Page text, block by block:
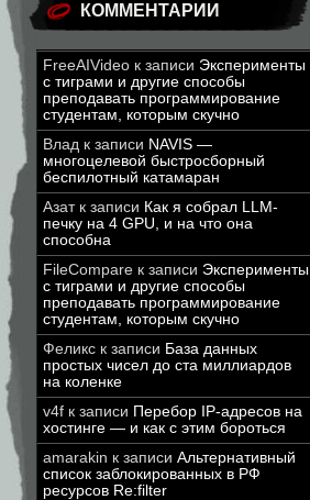
КОММЕНТАРИИ
FreeAIVideo к записи Эксперименты
с тиграми и другие способы
преподавать программирование
студентам, которым скучно
Влад к записи NAVIS —
многоцелевой быстросборный
беспилотный катамаран
Азатк записи Как я собрал LLM-
печку на 4 GPU, и на что она
способна
FileCompare к записи Эксперименты
с тиграми и другие способы
преподавать программирование
студентам, которым скучно
Феликс к записи База данных
простых чисел до ста миллиардов
на коленке
v4f к записи Перебор IP-адресов на
хостинге — и как с этим бороться
amarakin к записи Альтернативный
список заблокированных в РФ
ресурсов Re:filter